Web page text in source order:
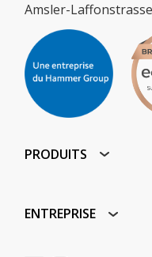
Amsler-
PRODUITS
ENTREPRISE